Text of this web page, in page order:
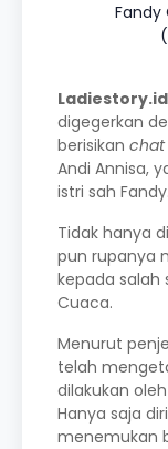
Fandy
digegerkan
berisikan chat
Andi Annisa,
istri sah Fandy.
Tidak hanya
pun rupanya
kepada salah
Cuaca.
Menurut
telah
dilakukan
Hanya saja
menemukan